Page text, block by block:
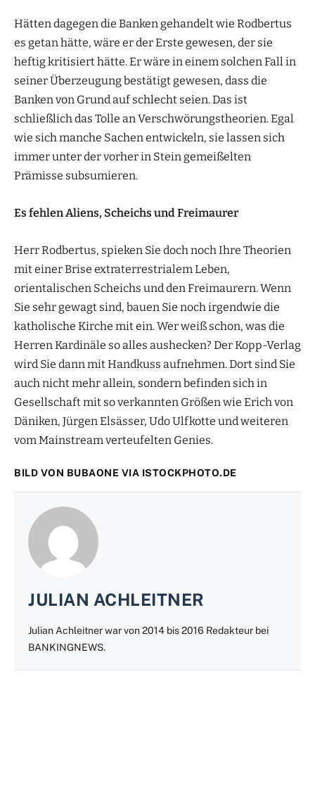
Hätten dagegen die Banken gehandelt wie Rodbertus
es getan hätte, wäre er der Erste gewesen, der sie
heftig kritisiert hätte. Er wäre in einem solchen Fall in
seiner Überzeugung bestätigt gewesen, dass die
Banken von Grund auf schlecht seien. Das ist
schließlich das Tolle an Verschwörungstheorien. Egal
wie sich manche Sachen entwickeln, sie lassen sich
immer unter der vorher in Stein gemeißelten
Prämisse subsumieren.
Es fehlen Aliens, Scheichs und Freimaurer
Herr Rodbertus, spieken Sie doch noch Ihre Theorien
mit einer Brise extraterrestrialem Leben,
orientalischen Scheichs und den Freimaurern. Wenn
Sie sehr gewagt sind, bauen Sie noch irgendwie die
katholische Kirche mit ein. Wer weiß schon, was die
Herren Kardinäle so alles aushecken? Der Kopp-Verlag
wird Sie dann mit Handkuss aufnehmen. Dort sind Sie
auch nicht mehr allein, sondern befinden sich in
Gesellschaft mit so verkannten Größen wie Erich von
Däniken, Jürgen Elsässer, Udo Ulfkotte und weiteren
vom Mainstream verteufelten Genies.
BILD VON BUBAONE VIA ISTOCKPHOTO.DE
JULIAN ACHLEITNER
Julian Achleitner war von 2014 bis 2016 Redakteur bei
BANKINGNEWS.